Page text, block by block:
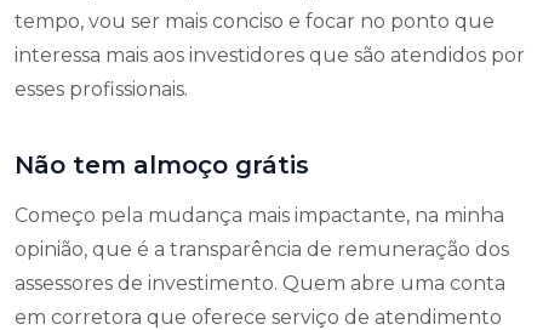
tempo, vou ser mais conciso e focar no ponto que
interessa mais aos investidores que são atendidos por
esses profissionais.
Não tem almoço grátis
Começo pela mudança mais impactante, na minha
opinião, que é a transparência de remuneração dos
assessores de investimento. Quem abre uma conta
em corretora que oferece serviço de atendimento